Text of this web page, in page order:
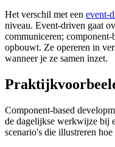
Het verschil met een event-
niveau. Event-driven gaat
communiceren; component-
opbouwt. Ze opereren in
wanneer je ze samen inzet.
Component-based
de dagelijkse werkwijze bij
scenario's die illustreren